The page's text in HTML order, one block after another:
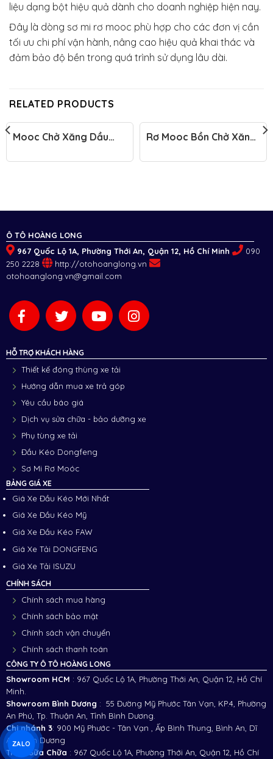
liệu dạng bột hiệu quả dành cho doanh nghiệp hiện nay.
Đây là dòng sơ mi rơ mooc phù hợp cho các đơn vị cần
tối ưu chi phí vận hành, nâng cao hiệu quả khai thác và
đảm bảo độ bền trong quá trình sử dụng lâu dài.
RELATED PRODUCTS
Mooc Chở Xăng Dầu
Rơ Mooc Bồn Chở Xăng
Ô TÔ HOÀNG LONG
967 Quốc Lộ 1A, Phường Thới An, Quận 12, Hồ Chí Minh
090
250 2228
http://otohoanglong.vn
otohoanglong.vn@gmail.com
HỖ TRỢ KHÁCH HÀNG
Thiết kế đóng thùng xe tải
Hướng dẫn mua xe trả góp
Yêu cầu báo giá
Dịch vụ sửa chữa - bảo dưỡng xe
Phụ tùng xe tải
Đầu Kéo Dongfeng
Sơ Mi Rơ Moóc
BẢNG GIÁ XE
Giá Xe Đầu Kéo Mới Nhất
Giá Xe Đầu Kéo Mỹ
Giá Xe Đầu Kéo FAW
Giá Xe Tải DONGFENG
Giá Xe Tải ISUZU
CHÍNH SÁCH
Chính sách mua hàng
Chính sách bảo mật
Chính sách vận chuyển
Chính sách thanh toán
CÔNG TY Ô TÔ HOÀNG LONG
Showroom HCM : 967 Quốc Lộ 1A, Phường Thới An, Quận 12, Hồ Chí
Minh.
Showroom Bình Dương : 55 Đường Mỹ Phước Tân Vạn, KP.4, Phường
An Phú, Tp. Thuận An, Tỉnh Bình Dương.
Chi nhánh 3: 900 Mỹ Phước - Tân Vạn , Ấp Bình Thung, Bình An, Dĩ
An, Bình Dương
Trạm Sữa Chữa : 967 Quốc Lộ 1A, Phường Thới An, Quận 12, Hồ Chí
ZALO